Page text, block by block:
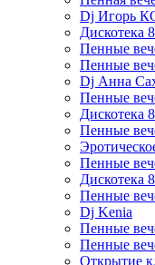
Dj Игорь
Дискотека
Пенные
Пенные
Dj Анна
Пенные
Дискотека
Пенные
Пенные
Дискотека
Пенные
Dj Kenia
Пенные
Пенные
Открытие